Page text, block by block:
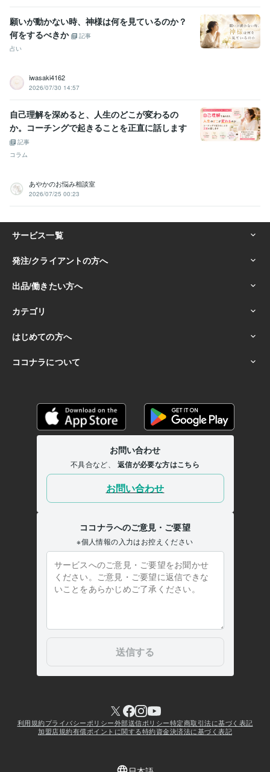
願いが動かない時、神様は何を見ているのか？
何をするべきか
記事
占い
iwasaki4162
2026/07/30 14:57
自己理解を深めると、人生のどこが変わるの
か。コーチングで起きることを正直に話します
記事
コラム
あやかのお悩み相談室
2026/07/25 00:23